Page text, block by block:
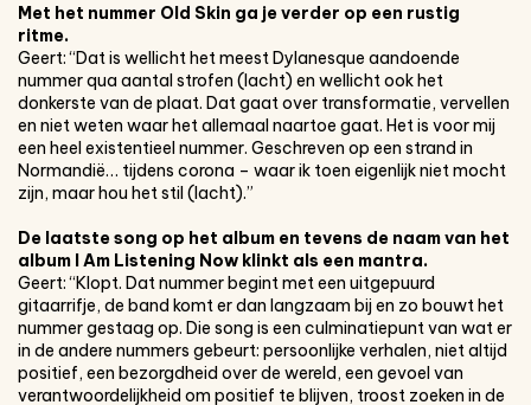
Met het nummer Old Skin ga je verder op een rustig
ritme.
Geert: “Dat is wellicht het meest Dylanesque aandoende
nummer qua aantal strofen (lacht) en wellicht ook het
donkerste van de plaat. Dat gaat over transformatie, vervellen
en niet weten waar het allemaal naartoe gaat. Het is voor mij
een heel existentieel nummer. Geschreven op een strand in
Normandië… tijdens corona – waar ik toen eigenlijk niet mocht
zijn, maar hou het stil (lacht).”
De laatste song op het album en tevens de naam van het
album I Am Listening Now klinkt als een mantra.
Geert: “Klopt. Dat nummer begint met een uitgepuurd
gitaarrifje, de band komt er dan langzaam bij en zo bouwt het
nummer gestaag op. Die song is een culminatiepunt van wat er
in de andere nummers gebeurt: persoonlijke verhalen, niet altijd
positief, een bezorgdheid over de wereld, een gevoel van
verantwoordelijkheid om positief te blijven, troost zoeken in de